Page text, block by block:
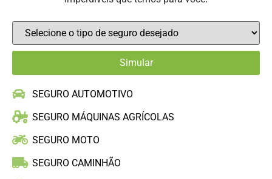
SEGURO AUTOMOTIVO
SEGURO MÁQUINAS AGRÍCOLAS
SEGURO MOTO
SEGURO CAMINHÃO